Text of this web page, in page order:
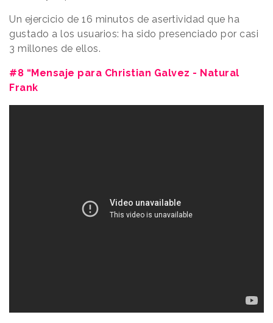
Un ejercicio de 16 minutos de asertividad que ha
gustado a los usuarios: ha sido presenciado por casi
3 millones de ellos.
#8 “Mensaje para Christian Galvez - Natural
Frank